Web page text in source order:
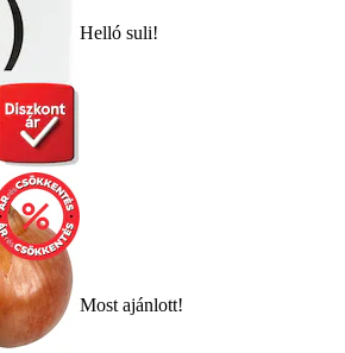
Helló suli!
Most ajánlott!